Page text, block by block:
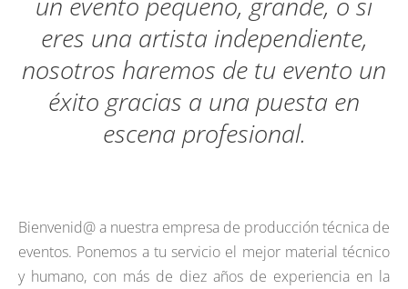
eres una artista independiente,
nosotros haremos de tu evento un
éxito gracias a una puesta en
escena profesional.
Bienvenid@ a nuestra empresa de producción técnica de
eventos. Ponemos a tu servicio el mejor material técnico
y humano, con más de diez años de experiencia en la